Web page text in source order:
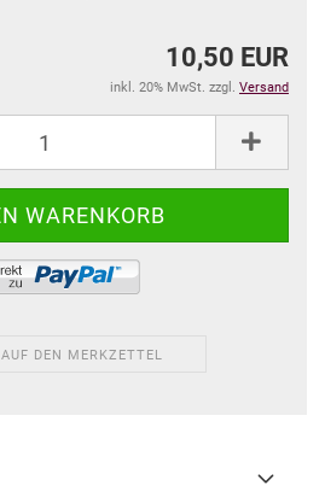
10,50 EUR
inkl. 20% MwSt. zzgl. Versand
AUF DEN MERKZETTEL